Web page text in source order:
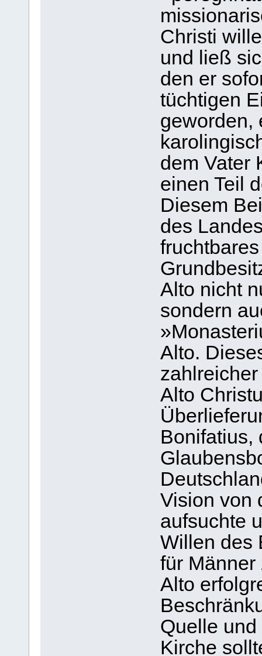
Christi
und ließ
den er
tüchtigen
geworden,
dem Vater
einen Teil
Diesem
des
Alto nicht
sondern
Alto.
Alto
Bonifatius,
Vision von
aufsuchte
Willen des
für
Alto
Quelle
Kirche